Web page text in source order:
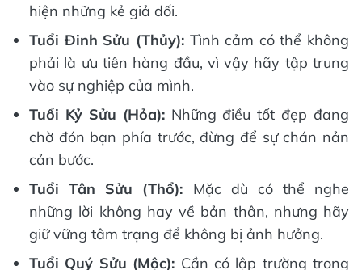
hiện những kẻ giả dối.
Tuổi Đinh Sửu (Thủy):Tình cảm có thể không
phải là ưu tiên hàng đầu, vì vậy hãy tập trung
vào sự nghiệp của mình.
Tuổi Kỷ Sửu (Hỏa):Những điều tốt đẹp đang
chờ đón bạn phía trước, đừng để sự chán nản
cản bước.
Tuổi Tân Sửu (Thổ): Mặc dù có thể nghe
những lời không hay về bản thân, nhưng hãy
giữ vững tâm trạng để không bị ảnh hưởng.
Tuổi Quý Sửu (Mộc): Cần có lập trường trong